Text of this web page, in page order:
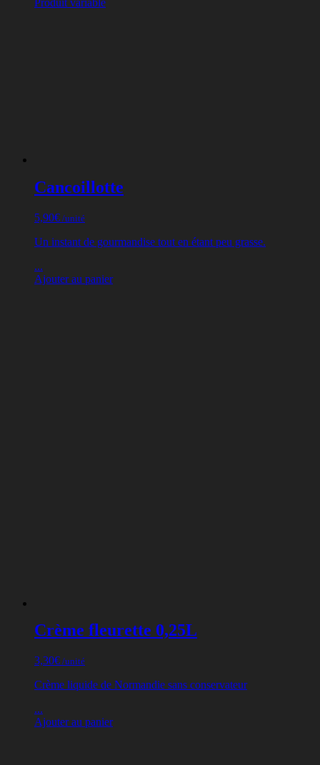
Cancoillotte
5,90€ /unité
Un instant de gourmandise tout en étant peu grasse.
...
Ajouter au panier
Crème fleurette 0,25L
3,30€ /unité
Crème liquide de Normandie sans conservateur
...
Ajouter au panier